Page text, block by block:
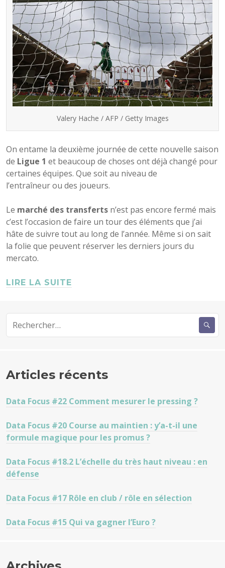
Valery Hache / AFP / Getty Images
On entame la deuxième journée de cette nouvelle saison
de Ligue 1 et beaucoup de choses ont déjà changé pour
certaines équipes. Que soit au niveau de
l’entraîneur ou des joueurs.
Le marché des transferts n’est pas encore fermé mais
c’est l’occasion de faire un tour des éléments que j’ai
hâte de suivre tout au long de l’année. Même si on sait
la folie que peuvent réserver les derniers jours du
mercato.
LIRE LA SUITE
Articles récents
Data Focus #22 Comment mesurer le pressing ?
Data Focus #20 Course au maintien : y’a-t-il une
formule magique pour les promus ?
Data Focus #18.2 L’échelle du très haut niveau : en
défense
Data Focus #17 Rôle en club / rôle en sélection
Data Focus #15 Qui va gagner l’Euro ?